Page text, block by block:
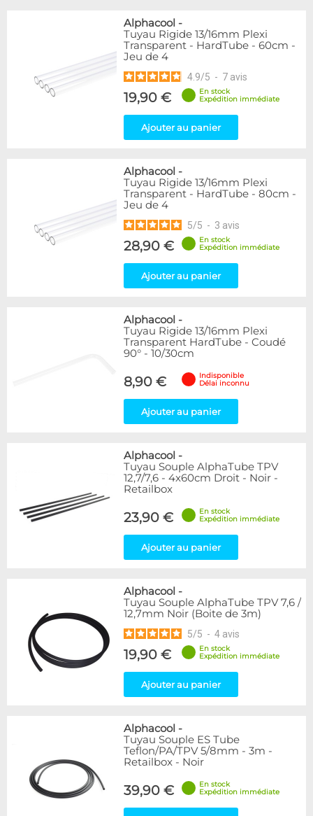
Alphacool -
Tuyau Rigide 13/16mm Plexi
Transparent - HardTube - 60cm -
Jeu de 4
4.9/5 - 7 avis
19,90 €
En stock
Expédition immédiate
Ajouter au panier
Alphacool -
Tuyau Rigide 13/16mm Plexi
Transparent - HardTube - 80cm -
Jeu de 4
5/5 - 3 avis
28,90 €
En stock
Expédition immédiate
Ajouter au panier
Alphacool -
Tuyau Rigide 13/16mm Plexi
Transparent HardTube - Coudé
90° - 10/30cm
8,90 €
Indisponible
Délai inconnu
Ajouter au panier
Alphacool -
Tuyau Souple AlphaTube TPV
12,7/7,6 - 4x60cm Droit - Noir -
Retailbox
23,90 €
En stock
Expédition immédiate
Ajouter au panier
Alphacool -
Tuyau Souple AlphaTube TPV 7,6 /
12,7mm Noir (Boite de 3m)
5/5 - 4 avis
19,90 €
En stock
Expédition immédiate
Ajouter au panier
Alphacool -
Tuyau Souple ES Tube
Teflon/PA/TPV 5/8mm - 3m -
Retailbox - Noir
39,90 €
En stock
Expédition immédiate